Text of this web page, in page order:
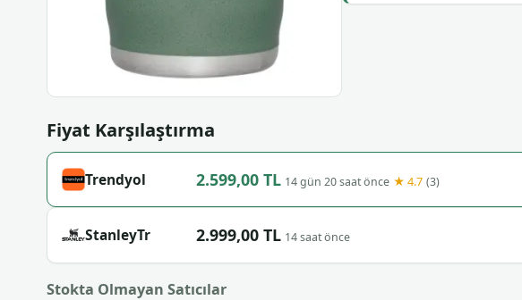
Fiyat Karşılaştırma
Trendyol 2.599,00 TL 14 gün 20 saat önce ★ 4.7 (3)
StanleyTr 2.999,00 TL 14 saat önce
Stokta Olmayan Satıcılar